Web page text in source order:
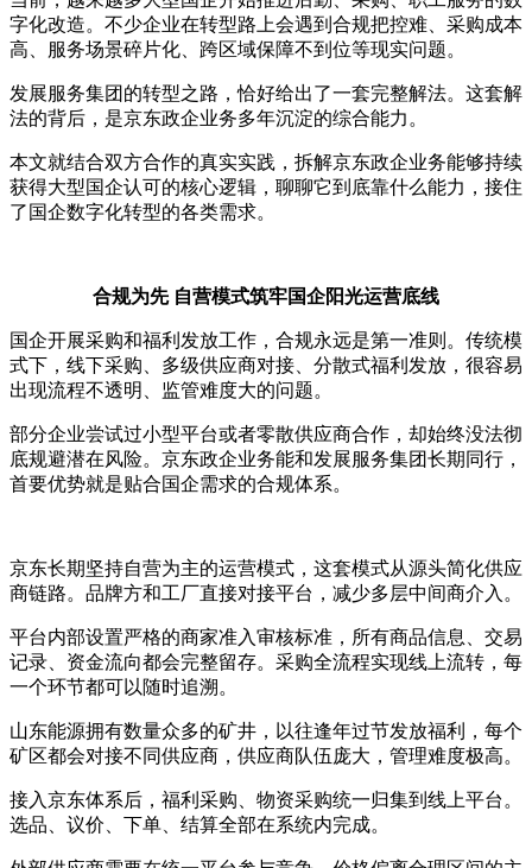
字化改造。不少企业在转型路上会遇到合规把控难、采购成本
高、服务场景碎片化、跨区域保障不到位等现实问题。
发展服务集团的转型之路，恰好给出了一套完整解法。这套解
法的背后，是京东政企业务多年沉淀的综合能力。
本文就结合双方合作的真实实践，拆解京东政企业务能够持续
获得大型国企认可的核心逻辑，聊聊它到底靠什么能力，接住
了国企数字化转型的各类需求。
合规为先 自营模式筑牢国企阳光运营底线
国企开展采购和福利发放工作，合规永远是第一准则。传统模
式下，线下采购、多级供应商对接、分散式福利发放，很容易
出现流程不透明、监管难度大的问题。
部分企业尝试过小型平台或者零散供应商合作，却始终没法彻
底规避潜在风险。京东政企业务能和发展服务集团长期同行，
首要优势就是贴合国企需求的合规体系。
京东长期坚持自营为主的运营模式，这套模式从源头简化供应
商链路。品牌方和工厂直接对接平台，减少多层中间商介入。
平台内部设置严格的商家准入审核标准，所有商品信息、交易
记录、资金流向都会完整留存。采购全流程实现线上流转，每
一个环节都可以随时追溯。
山东能源拥有数量众多的矿井，以往逢年过节发放福利，每个
矿区都会对接不同供应商，供应商队伍庞大，管理难度极高。
接入京东体系后，福利采购、物资采购统一归集到线上平台。
选品、议价、下单、结算全部在系统内完成。